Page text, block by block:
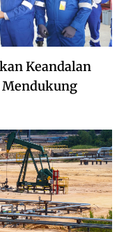
Keandalan
Mendukung